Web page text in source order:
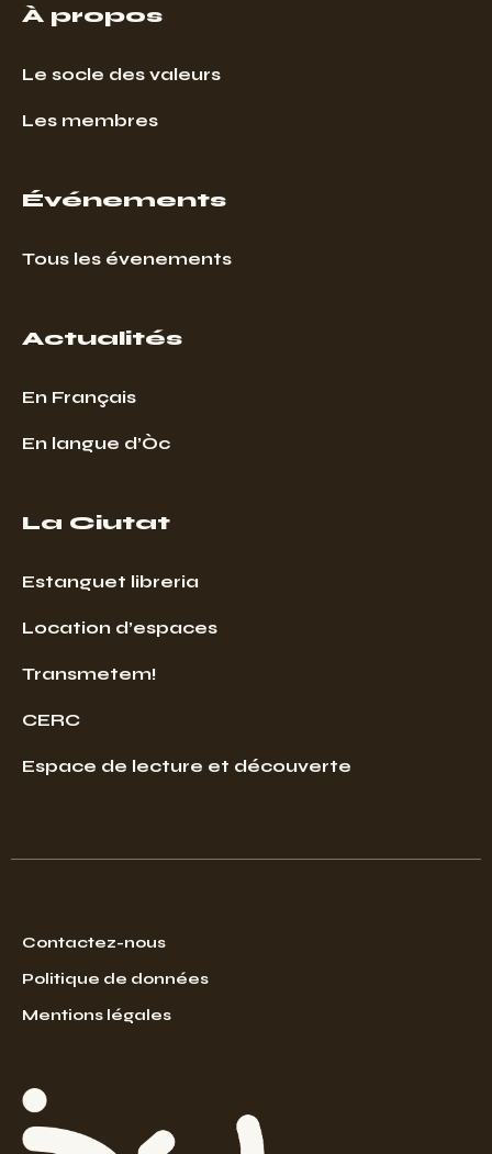
À propos
Le socle des valeurs
Les membres
Événements
Tous les évenements
Actualités
En Français
En langue d’Òc
La Ciutat
Estanguet libreria
Location d’espaces
Transmetem!
CERC
Espace de lecture et découverte
Contactez-nous
Politique de données
Mentions légales